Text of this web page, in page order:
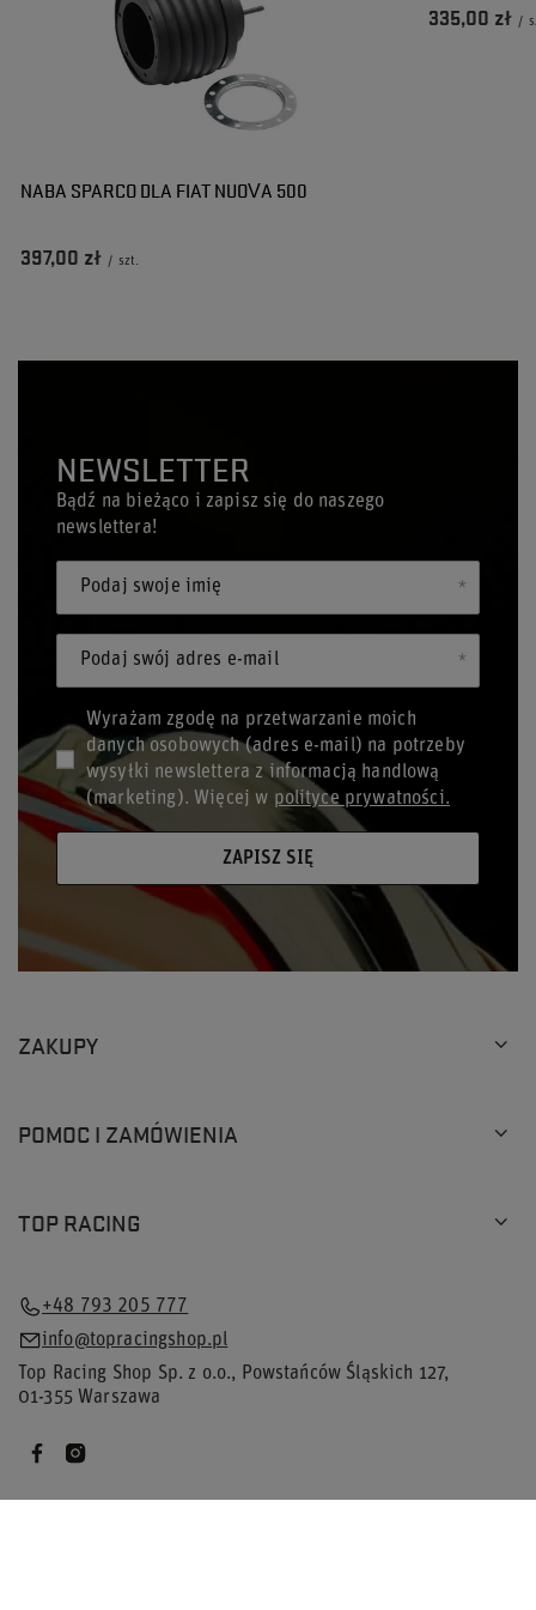
NABA SPARCO DLA FIAT NUOVA 500
397,00 zł / szt.
335,00 zł /
NEWSLETTER
Bądź na bieżąco i zapisz się do naszego
newslettera!
Podaj swoje imię
Podaj swój adres e-mail
Wyrażam zgodę na przetwarzanie moich
danych osobowych (adres e-mail) na potrzeby
wysyłki newslettera z informacją handlową
(marketing). Więcej w polityce prywatności.
ZAPISZ SIĘ
ZAKUPY
POMOC I ZAMÓWIENIA
TOP RACING
+48 793 205 777
info@topracingshop.pl
Top Racing Shop Sp. z o.o., Powstańców Śląskich 127,
01-355Warszawa